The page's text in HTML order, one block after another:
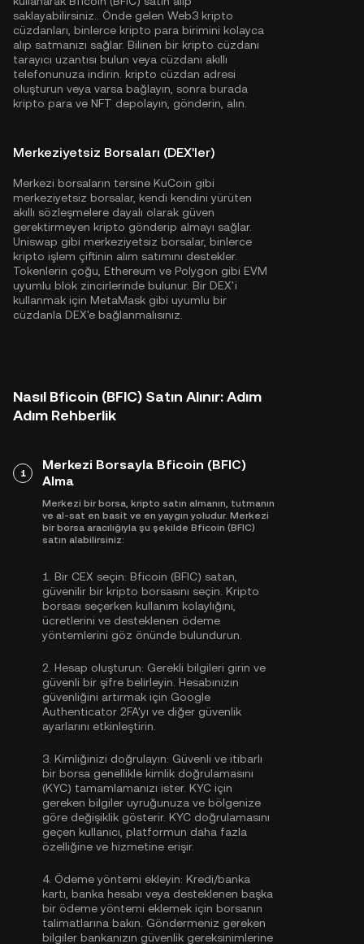
saklayabilirsiniz.. Önde gelen Web3 kripto
cüzdanları, binlerce kripto para birimini kolayca
alıp satmanızı sağlar. Bilinen bir kripto cüzdanı
tarayıcı uzantısı bulun veya cüzdanı akıllı
telefonunuza indirin. kripto cüzdan adresi
oluşturun veya varsa bağlayın, sonra burada
kripto para ve NFT depolayın, gönderin, alın.
Merkeziyetsiz Borsaları (DEX'ler)
Merkezi borsaların tersine KuCoin gibi
merkeziyetsiz borsalar, kendi kendini yürüten
akıllı sözleşmelere dayalı olarak güven
gerektirmeyen kripto gönderip almayı sağlar.
Uniswap gibi merkeziyetsiz borsalar, binlerce
kripto işlem çiftinin alım satımını destekler.
Tokenlerin çoğu, Ethereum ve Polygon gibi EVM
uyumlu blok zincirlerinde bulunur. Bir DEX'i
kullanmak için MetaMask gibi uyumlu bir
cüzdanla DEX'e bağlanmalısınız.
Nasıl Bficoin (BFIC) Satın Alınır: Adım
Adım Rehberlik
1
Merkezi Borsayla Bficoin (BFIC)
Alma
Merkezi bir borsa, kripto satın almanın, tutmanın
ve al-sat en basit ve en yaygın yoludur. Merkezi
bir borsa aracılığıyla şu şekilde Bficoin (BFIC)
satın alabilirsiniz:
1. Bir CEX seçin: Bficoin (BFIC) satan,
güvenilir bir kripto borsasını seçin. Kripto
borsası seçerken kullanım kolaylığını,
ücretlerini ve desteklenen ödeme
yöntemlerini göz önünde bulundurun.
2. Hesap oluşturun: Gerekli bilgileri girin ve
güvenli bir şifre belirleyin. Hesabınızın
güvenliğini artırmak için Google
Authenticator 2FA'yı ve diğer güvenlik
ayarlarını etkinleştirin.
3. Kimliğinizi doğrulayın: Güvenli ve itibarlı
bir borsa genellikle kimlik doğrulamasını
(KYC) tamamlamanızı ister. KYC için
gereken bilgiler uyruğunuza ve bölgenize
göre değişiklik gösterir. KYC doğrulamasını
geçen kullanıcı, platformun daha fazla
özelliğine ve hizmetine erişir.
4. Ödeme yöntemi ekleyin: Kredi/banka
kartı, banka hesabı veya desteklenen başka
bir ödeme yöntemi eklemek için borsanın
talimatlarına bakın. Göndermeniz gereken
bilgiler bankanızın güvenlik gereksinimlerine